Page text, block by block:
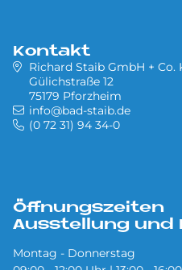
Kontakt
Richard Staib GmbH + Co.
Gülichstraße 12
75179 Pforzheim
info@bad-staib.de
(0 72 31) 94 34-0
Öffnungszeiten
Ausstellung und
Montag - Donnerstag